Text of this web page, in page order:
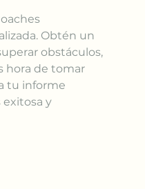
Obtén un
obstáculos,
hora de tomar
tu informe
exitosa y